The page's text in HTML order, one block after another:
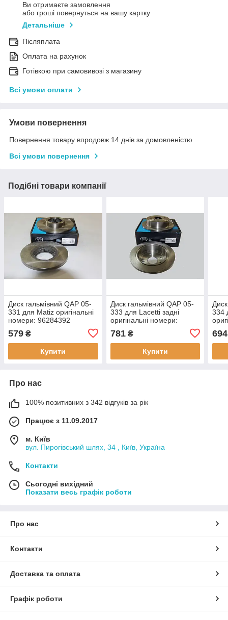
Ви отримаєте замовлення
або гроші повернуться на вашу картку
Детальніше
Післяплата
Оплата на рахунок
Готівкою при самовивозі з магазину
Всі умови оплати
Умови повернення
Повернення товару впродовж 14 днів за домовленістю
Всі умови повернення
Подібні товари компанії
Диск гальмівний QAP 05-
331 для Matiz оригінальні
номери: 96284392
579 ₴
Купити
Диск гальмівний QAP 05-
333 для Lacetti задні
оригінальні номери:
781₴
Купити
334
694
Про нас
100% позитивних з 342 відгуків за рік
Працює з 11.09.2017
м. Київ
вул. Пирогівський шлях, 34 , Київ, Україна
Контакти
Сьогодні вихідний
Показати весь графік роботи
Про нас
Контакти
Доставка та оплата
Графік роботи